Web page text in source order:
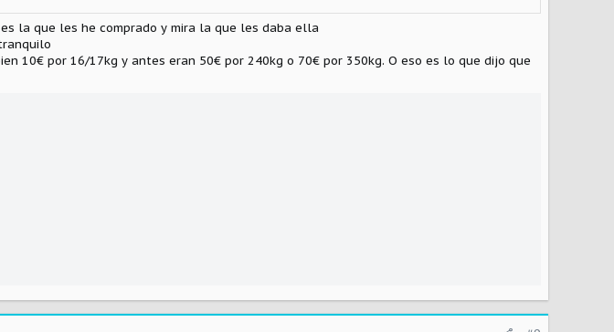
la que les he comprado y mira la que les daba ella
10€ por 16/17kg y antes eran 50€ por 240kg o 70€ por 350kg. O eso es lo que dijo que